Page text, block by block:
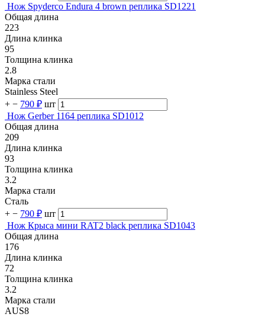
Нож Spyderco Endura 4 brown реплика SD1221
Общая длина
223
Длина клинка
95
Толщина клинка
2.8
Марка стали
Stainless Steel
+ − 790 ₽ шт
Нож Gerber 1164 реплика SD1012
Общая длина
209
Длина клинка
93
Толщина клинка
3.2
Марка стали
Сталь
+ − 790 ₽ шт
Нож Крыса мини RAT2 black реплика SD1043
Общая длина
176
Длина клинка
72
Толщина клинка
3.2
Марка стали
AUS8